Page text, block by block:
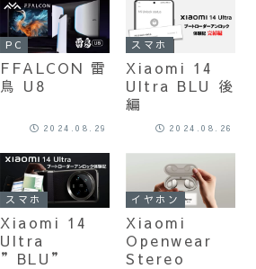
PC
FFALCON 雷
鳥 U8
2024.08.29
スマホ
Xiaomi 14
Ultra BLU 後
編
2024.08.26
スマホ
Xiaomi 14
Ultra
”BLU”
イヤホン
Xiaomi
Openwear
Stereo